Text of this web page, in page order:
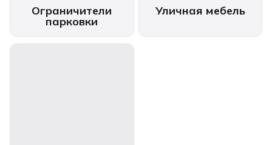
Ограничители
парковки
Уличная мебель